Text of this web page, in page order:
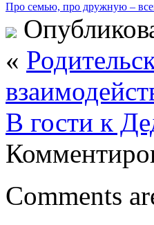
Про семью, про дружную –
«
В гости к
Comments